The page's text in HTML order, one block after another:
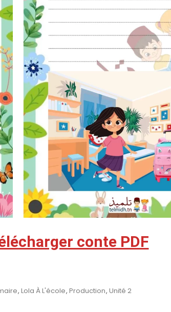
conte PDF
, Lola À L'école, Production, Unité 2